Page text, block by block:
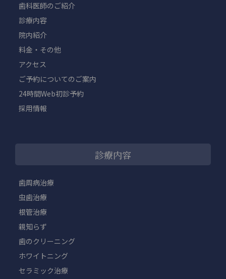
歯科医師のご紹介
診療内容
院内紹介
料金・その他
アクセス
ご予約についてのご案内
24時間Web初診予約
採用情報
診療内容
歯周病治療
虫歯治療
根管治療
親知らず
歯のクリーニング
ホワイトニング
セラミック治療